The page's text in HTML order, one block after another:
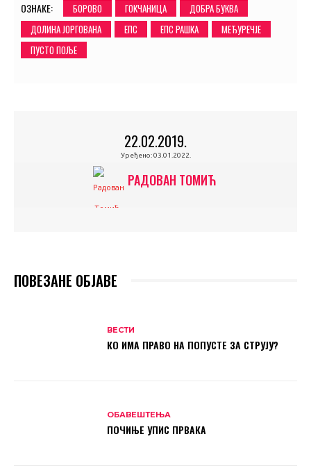
ОЗНАКЕ: БОРОВО ГОКЧАНИЦА
ДОБРА БУКВА
ДОЛИНА ЈОРГОВАНА
ЕПС ЕПС РАШКА
МЕЂУРЕЧЈЕ
ПУСТО ПОЉЕ
22.02.2019.
Уређено: 03.01.2022.
РАДОВАН ТОМИЋ
ПОВЕЗАНЕ ОБЈАВЕ
ВЕСТИ
КО ИМА ПРАВО НА ПОПУСТЕ ЗА СТРУЈУ?
ОБАВЕШТЕЊА
ПОЧИЊЕ УПИС ПРВАКА